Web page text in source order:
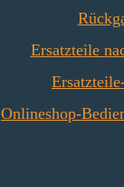
Ersatzteile
Onlineshop-